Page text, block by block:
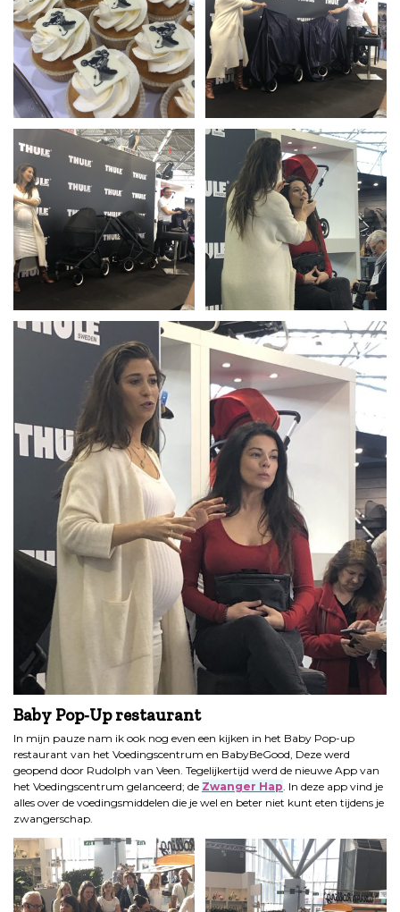
Baby Pop-Up restaurant
In mijn pauze nam ik ook nog even een kijken in het Baby Pop-up
restaurant van het Voedingscentrum en BabyBeGood, Deze werd
geopend door Rudolph van Veen. Tegelijkertijd werd de nieuwe App van
het Voedingscentrum gelanceerd; de Zwanger Hap. In deze app vind je
alles over de voedingsmiddelen die je wel en beter niet kunt eten tijdens je
zwangerschap.